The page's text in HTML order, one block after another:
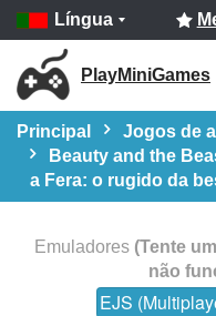
Língua
PlayMiniGames
Principal
Jogos de
Beauty and the
a Fera: o rugido da
Emuladores (Tente
não
EJS